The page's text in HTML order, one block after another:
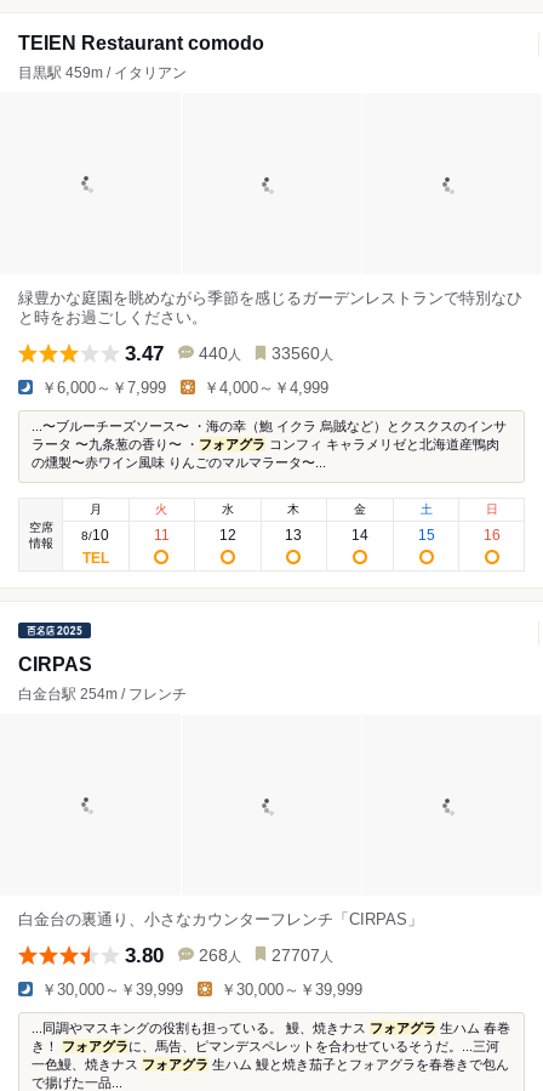
TEIEN Restaurant comodo
目黒駅 459m / イタリアン
緑豊かな庭園を眺めながら季節を感じるガーデンレストランで特別なひ
と時をお過ごしください。
3.47 440 人 33560 人
￥6,000～￥7,999 ￥4,000～￥4,999
...〜ブルーチーズソース〜 ・海の幸（鮑 イクラ 烏賊など）とクスクスのインサ
ラータ 〜九条葱の香り〜 ・ フォアグラ コンフィ キャラメリゼと北海道産鴨肉
の燻製〜赤ワイン風味 りんごのマルマラータ〜...
空席
情報
月
8/10
火
11
水
12
木
13
金
14
土
15
日
16
CIRPAS
白金台駅 254m / フレンチ
白金台の裏通り、小さなカウンターフレンチ「CIRPAS」
3.80 268 人 27707 人
￥30,000～￥39,999 ￥30,000～￥39,999
...同調やマスキングの役割も担っている。 鰻、焼きナス フォアグラ 生ハム 春巻
き！ フォアグラに、馬告、ピマンデスペレットを合わせているそうだ。...️三河
一色鰻、焼きナス フォアグラ 生ハム 鰻と焼き茄子とフォアグラを春巻きで包ん
で揚げた一品...